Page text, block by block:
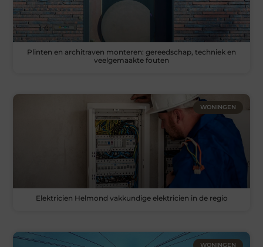
Plinten en architraven monteren: gereedschap, techniek en
veelgemaakte fouten
WONINGEN
Elektricien Helmond vakkundige elektricien in de regio
WONINGEN